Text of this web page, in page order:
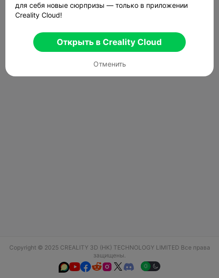
Copyright © 2025 CREALITY 3D (HK) TECHNOLOGY LIMITED Все права
защищены.
  
для себя новые сюрпризы — только в приложении
Creality Cloud!
Открыть в Creality Cloud
Отменить